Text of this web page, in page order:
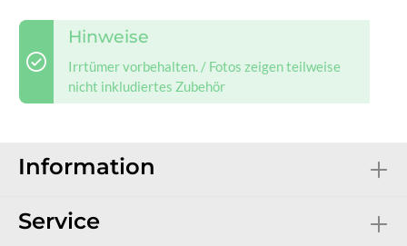
Hinweise
Irrtümer vorbehalten. / Fotos zeigen teilweise
nicht inkludiertes Zubehör
Information
Service